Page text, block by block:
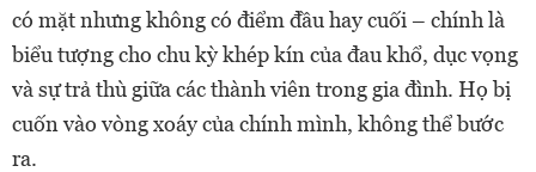
có mặt nhưng không có điểm đầu hay cuối – chính là
biểu tượng cho chu kỳ khép kín của đau khổ, dục vọng
và sự trả thù giữa các thành viên trong gia đình. Họ bị
cuốn vào vòng xoáy của chính mình, không thể bước
ra.